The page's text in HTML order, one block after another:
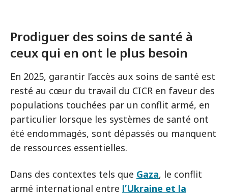
Prodiguer des soins de santé à
ceux qui en ont le plus besoin
En 2025, garantir l’accès aux soins de santé est
resté au cœur du travail du CICR en faveur des
populations touchées par un conflit armé, en
particulier lorsque les systèmes de santé ont
été endommagés, sont dépassés ou manquent
de ressources essentielles.
Dans des contextes tels que Gaza, le conflit
armé international entre l’Ukraine et la